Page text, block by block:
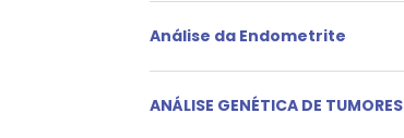
Análise da Endometrite
ANÁLISE GENÉTICA DE TUMORES